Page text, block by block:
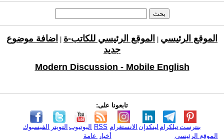
الموقع الرئيسي الموقع الرئيسي للكاتب-ة
اضافة موضوع
جديد
Modern Discussion - Mobile English
تابعونا على:
الفيسبوك التويتر اليوتيوب RSS الانستغرام لينكدإن تيلكرامبنترست
الموقع الرئيسي
أخبار عامة